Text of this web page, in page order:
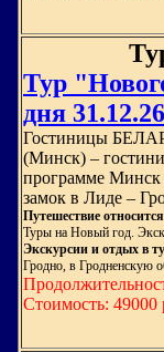
Тур
дня
Гостиницы
(Минск) –
программе Минск
замок в Лиде –
Путешествие
Туры на Новый год.
Экскурсии и отдых в
Гродно, в Гродненскую
Стоимость: 49000